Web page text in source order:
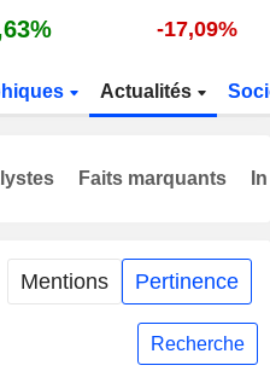
-17,09%
Actualités
Mentions Pertinence
Recherche
Faits marquants